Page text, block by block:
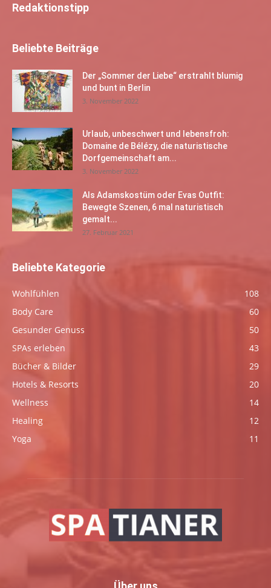
Redaktionstipp
Beliebte Beiträge
Der „Sommer der Liebe“ erstrahlt blumig
und bunt in Berlin
3. November 2022
Urlaub, unbeschwert und lebensfroh:
Domaine de Bélézy, die naturistische
Dorfgemeinschaft am...
3. November 2022
Als Adamskostüm oder Evas Outfit:
Bewegte Szenen, 6 mal naturistisch
gemalt...
27. Februar 2021
Beliebte Kategorie
Wohlfühlen
108
Body Care
60
Gesunder Genuss
50
SPAs erleben
43
Bücher & Bilder
29
Hotels & Resorts
20
Wellness
14
Healing
12
Yoga
11